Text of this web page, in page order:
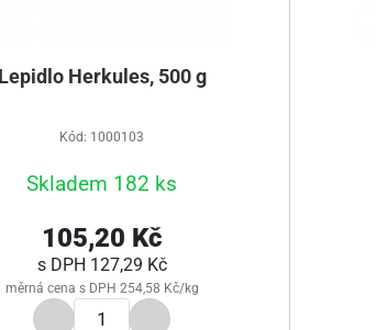
Lepidlo Herkules, 500 g
Kód: 1000103
Skladem 182 ks
105,20 Kč
s DPH 127,29 Kč
měrná cena s DPH 254,58 Kč/kg